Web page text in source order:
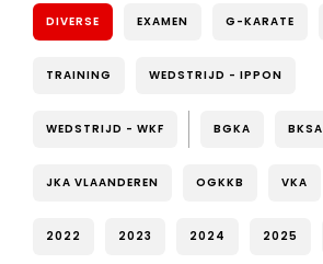
DIVERSE EXAMEN G-KARATE
TRAINING WEDSTRIJD - IPPON
WEDSTRIJD - WKF BGKA BKSA
JKA VLAANDEREN OGKKB VKA
2022 2023 2024 2025